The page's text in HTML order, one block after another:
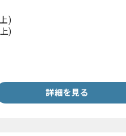
)
)
詳細を見る